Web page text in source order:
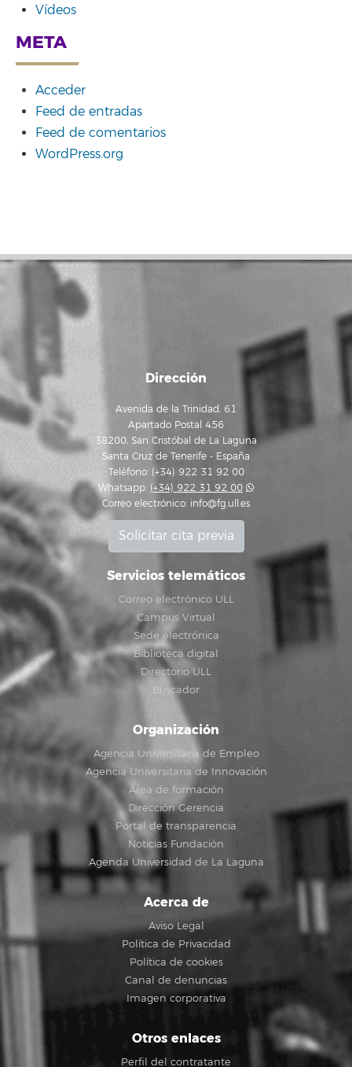
Vídeos
META
Acceder
Feed de entradas
Feed de comentarios
WordPress.org
Dirección
Avenida de la Trinidad, 61
Apartado Postal 456
38200, San Cristóbal de La Laguna
Santa Cruz de Tenerife - España
Teléfono: (+34) 922 31 92 00
Whatsapp: (+34) 922 31 92 00
Correo electrónico: info@fg.ull.es
Solicitar cita previa
Servicios telemáticos
Correo electrónico ULL
Campus Virtual
Sede electrónica
Biblioteca digital
Directorio ULL
Buscador
Organización
Agencia Universitaria de Empleo
Agencia Universitaria de Innovación
Área de formación
Dirección Gerencia
Portal de transparencia
Noticias Fundación
Agenda Universidad de La Laguna
Acerca de
Aviso Legal
Política de Privacidad
Política de cookies
Canal de denuncias
Imagen corporativa
Otros enlaces
Perfil del contratante